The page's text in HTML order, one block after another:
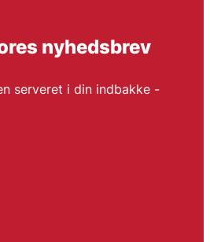
nyhedsbrev
serveret i din indbakke -